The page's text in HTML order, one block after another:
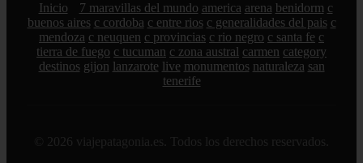
Inicio 7 maravillas del mundo america arena benidorm c
buenos aires c cordoba c entre rios c generalidades del pais c
mendoza c neuquen c provincias c rio negro c santa fe c
tierra de fuego c tucuman c zona austral carmen category
destinos gijon lanzarote live monumentos naturaleza san
tenerife
© 2026 viajepatagonia.es. Todos los derechos reservados.